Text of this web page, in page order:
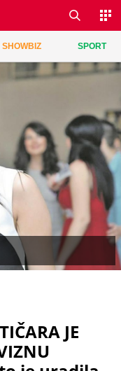
SHOWBIZ SPORT
JE